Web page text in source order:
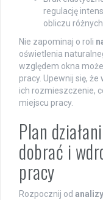
regulację
obliczu
Nie zapominaj o roli
oświetlenia
względem okna
pracy. Upewnij się,
ich rozmieszczenie,
miejscu pracy.
Plan
dobrać i
pracy
Rozpocznij od